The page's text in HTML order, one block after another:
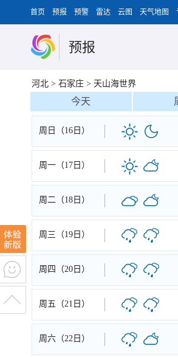
首页 预报 预警 雷达 云图 天气地图
预报
河北 > 石家庄 > 天山海世界
今天
周日（16日）
周一（17日）
周二（18日）
周三（19日）
周四（20日）
周五（21日）
周六（22日）